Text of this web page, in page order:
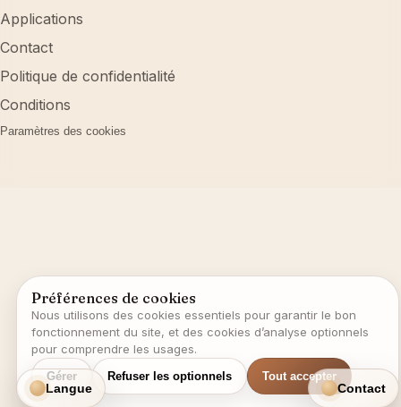
Applications
Contact
Politique de confidentialité
Conditions
Paramètres des cookies
Contact
Langue
Préférences de cookies
Nous utilisons des cookies essentiels pour garantir le bon
fonctionnement du site, et des cookies d’analyse optionnels
pour comprendre les usages.
Gérer Refuser les optionnels Tout accepter